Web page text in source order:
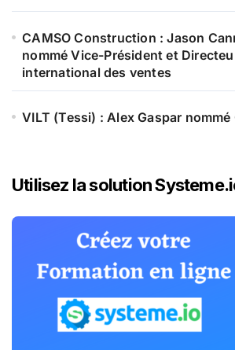
CAMSO Construction : Jason
nommé Vice-Président et
international des ventes
VILT (Tessi) : Alex Gaspar nommé
Utilisez la solution